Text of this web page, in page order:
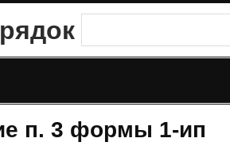
п. 3 формы 1-ип